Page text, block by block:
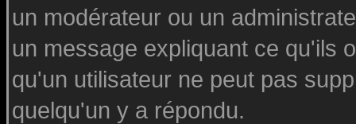
un modérateur ou un
un message expliquant ce qu'ils
qu'un utilisateur ne peut pas
quelqu'un y a répondu.